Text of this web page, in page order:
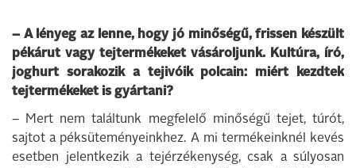
– A lényeg az lenne, hogy jó minőségű, frissen készült
pékárut vagy tejtermékeket vásároljunk. Kultúra, író,
joghurt sorakozik a tejivóik polcain: miért kezdtek
tejtermékeket is gyártani?
– Mert nem találtunk megfelelő minőségű tejet, túrót,
sajtot a péksüteményeinkhez. A mi termékeinknél kevés
esetben jelentkezik a tejérzékenység, csak a súlyosan